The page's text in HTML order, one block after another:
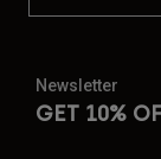
Newsletter
GET 10%